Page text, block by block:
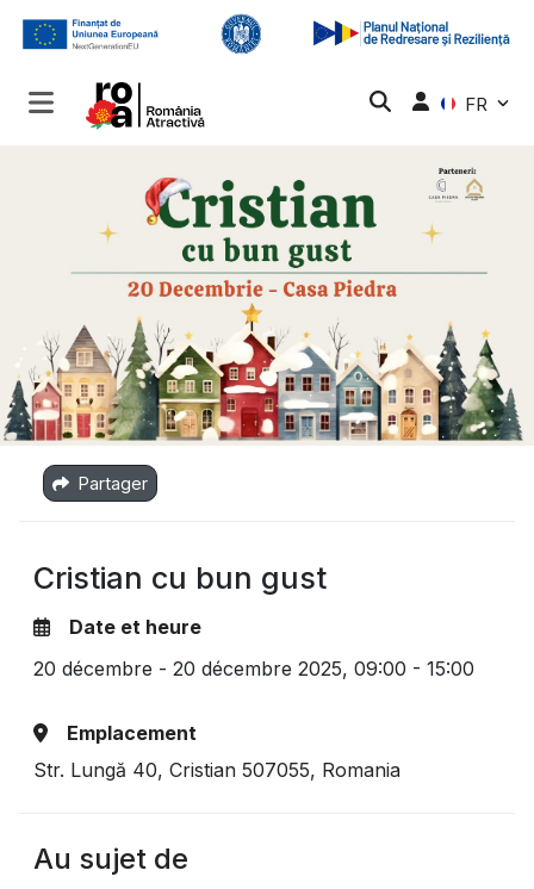
FR
Partager
Cristian cu bun gust
Date et heure
20 décembre - 20 décembre 2025, 09:00 - 15:00
Emplacement
Str. Lungă 40, Cristian 507055, Romania
Au sujet de